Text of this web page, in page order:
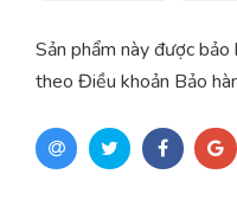
Sản phẩm này được
theo Điều khoản Bảo